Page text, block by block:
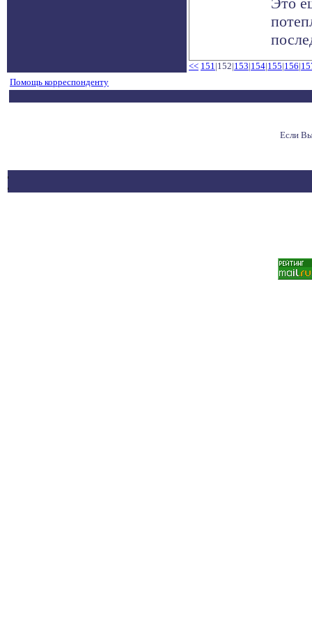
<< 151|152|153|154|155|156|
Помощь корреспонденту
Если